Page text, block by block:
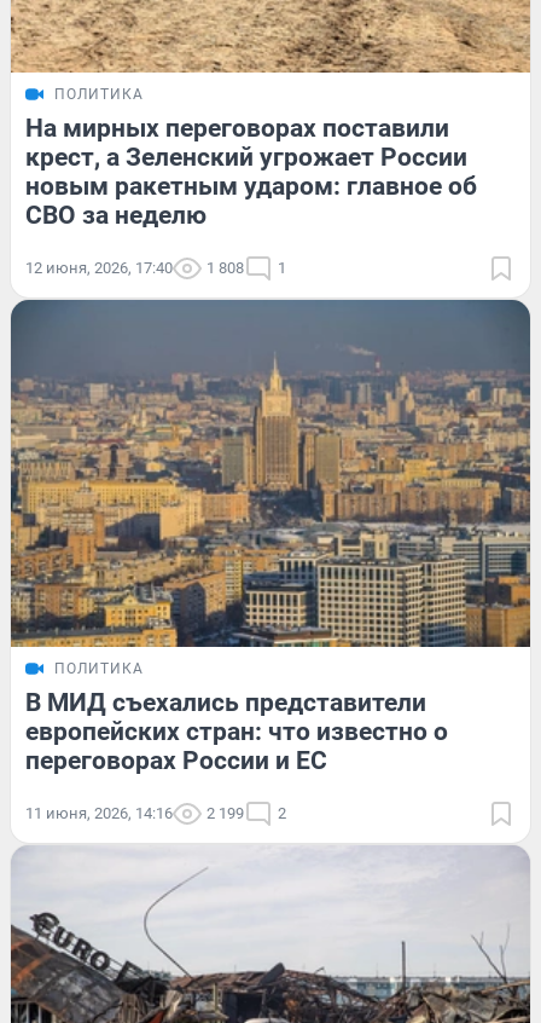
ПОЛИТИКА
На мирных переговорах поставили
крест, а Зеленский угрожает России
новым ракетным ударом: главное об
СВО за неделю
12 июня, 2026, 17:40 1 808 1
ПОЛИТИКА
В МИД съехались представители
европейских стран: что известно о
переговорах России и ЕС
11 июня, 2026, 14:16 2 199 2